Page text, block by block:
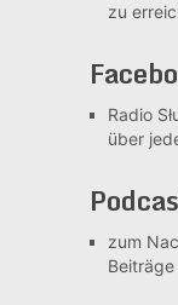
zu
Radio
über
zum